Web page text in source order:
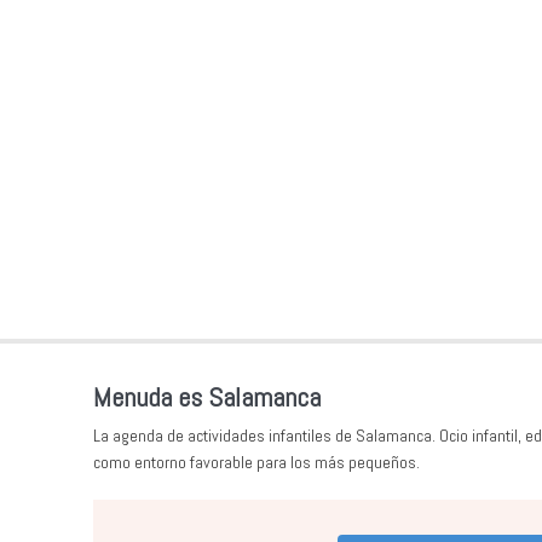
Menuda es Salamanca
La agenda de actividades infantiles de Salamanca. Ocio infantil,
como entorno favorable para los más pequeños.